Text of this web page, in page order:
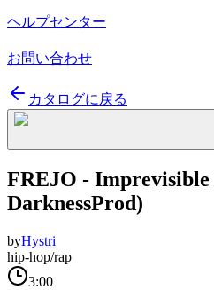
ヘルプセンター
お問い合わせ
カタログに戻る
FREJO -
DarknessProd)
byHystri
hip-hop/rap
3:00